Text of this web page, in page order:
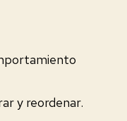
y reordenar.